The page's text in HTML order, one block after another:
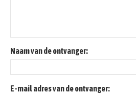
Naam van de ontvanger:
E-mail adres van de ontvanger: